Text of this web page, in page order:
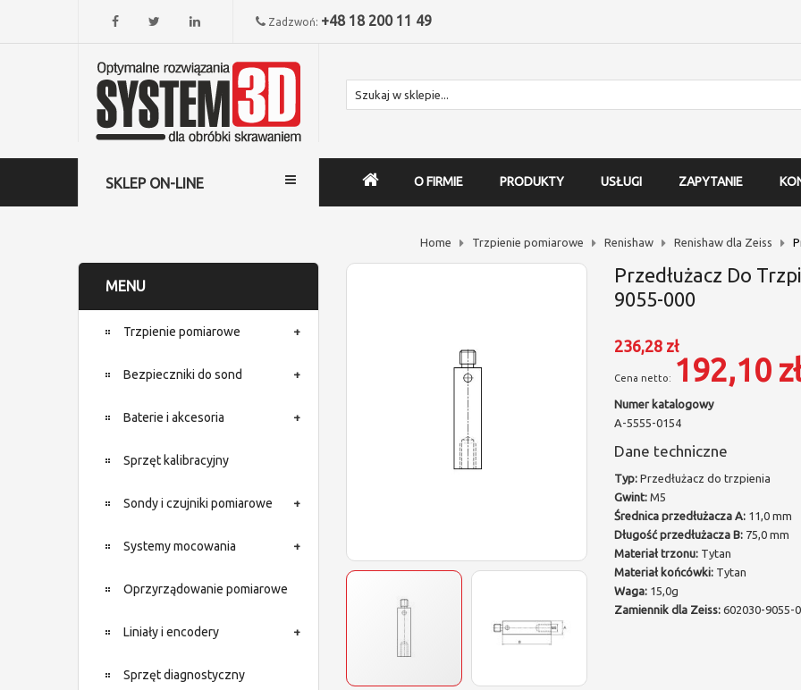
Zadzwoń: +48 18 200 11 49
SKLEP ON-LINE O FIRMIE PRODUKTY USŁUGI ZAPYTANIE
Home Trzpienie pomiarowe Renishaw Renishaw dla Zeiss
MENU
Trzpienie pomiarowe
Bezpieczniki do sond
Baterie i akcesoria
Sprzęt kalibracyjny
Sondy i czujniki pomiarowe
Systemy mocowania
Oprzyrządowanie pomiarowe
Liniały i encodery
Sprzęt diagnostyczny
Przedłużacz Do
9055-000
236,28 zł
192,10 zł
Numer katalogowy
A-5555-0154
Dane techniczne
Typ:Przedłużacz do trzpienia
Gwint:M5
Średnica przedłużacza A: 11,0 mm
Długość przedłużacza B: 75,0 mm
Materiał trzonu:Tytan
Materiał końcówki:Tytan
Waga:15,0g
Zamiennik dla Zeiss:602030-9055-